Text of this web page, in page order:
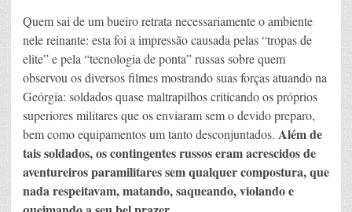
Quem sai de um bueiro retrata necessariamente o ambiente
nele reinante: esta foi a impressão causada pelas “tropas de
elite” e pela “tecnologia de ponta” russas sobre quem
observou os diversos filmes mostrando suas forças atuando na
Geórgia: soldados quase maltrapilhos criticando os próprios
superiores militares que os enviaram sem o devido preparo,
bem como equipamentos um tanto desconjuntados. Além de
tais soldados, os contingentes russos eram acrescidos de
aventureiros paramilitares sem qualquer compostura, que
nada respeitavam, matando, saqueando, violando e